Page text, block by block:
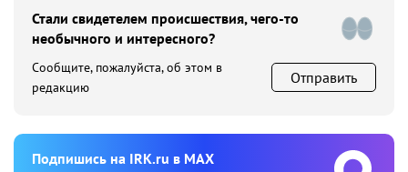
Стали свидетелем происшествия, чего-то
необычного и интересного?
Сообщите, пожалуйста, об этом в
редакцию
Отправить
Подпишиcь на IRK.ru в MAX